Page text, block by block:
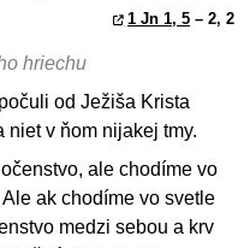
1 Jn 1, 5 – 2, 2
hriechu
od Ježiša Krista
niet v ňom nijakej tmy.
ale chodíme vo
ak chodíme vo svetle
medzi sebou a krv